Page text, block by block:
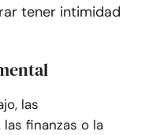
tener intimidad
las
finanzas o la